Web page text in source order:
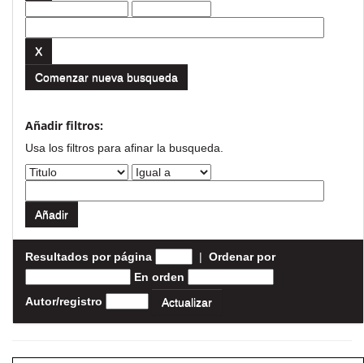
Comenzar nueva busqueda
Añadir filtros:
Usa los filtros para afinar la busqueda.
Resultados por página | Ordenar por
En orden
Autor/registro